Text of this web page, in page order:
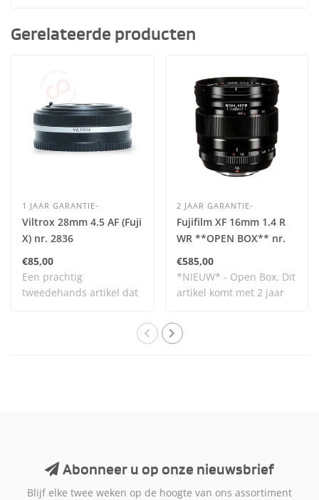
Gerelateerde producten
1 JAAR GARANTIE-
Viltrox 28mm 4.5 AF (Fuji
X) nr. 2836
€85,00
Een prachtig
tweedehands artikel dat
2 JAAR GARANTIE-
Fujifilm XF 16mm 1.4 R
WR **OPEN BOX** nr.
€585,00
*NIEUW* - Open Box. Dit
artikel komt met 2 jaar
Abonneer u op onze nieuwsbrief
Blijf elke twee weken op de hoogte van ons assortiment